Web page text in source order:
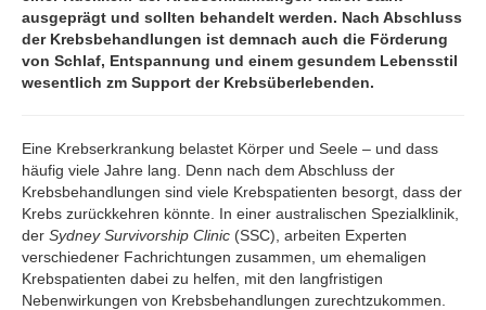
ausgeprägt und sollten behandelt werden. Nach Abschluss
der Krebsbehandlungen ist demnach auch die Förderung
von Schlaf, Entspannung und einem gesundem Lebensstil
wesentlich zm Support der Krebsüberlebenden.
Eine Krebserkrankung belastet Körper und Seele – und dass
häufig viele Jahre lang. Denn nach dem Abschluss der
Krebsbehandlungen sind viele Krebspatienten besorgt, dass der
Krebs zurückkehren könnte. In einer australischen Spezialklinik,
der Sydney Survivorship Clinic (SSC), arbeiten Experten
verschiedener Fachrichtungen zusammen, um ehemaligen
Krebspatienten dabei zu helfen, mit den langfristigen
Nebenwirkungen von Krebsbehandlungen zurechtzukommen.